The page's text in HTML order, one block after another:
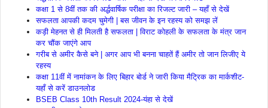
कक्षा 1 से 8वीं तक की अर्द्धवार्षिक परीक्षा का रिजल्ट जारी – यहाँ से देखें
सफलता आपकी कदम चुमेगी | बस जीवन के इन रहस्य को समझ लें
कड़ी मेहनत से ही मिलती है सफलता | विराट कोहली के सफलता के मंत्र जान
कर चौंक जाएंगे आप
गरीब से अमीर कैसे बने | अगर आप भी बनना चाहतें हैं अमीर तो जान लिजीए ये
रहस्य
कक्षा 11वीं में नामांकन के लिए बिहार बोर्ड ने जारी किया मैट्रिक का मार्कशीट-
यहाँ से करें डाउनलोड
BSEB Class 10th Result 2024-यंहा से देखें